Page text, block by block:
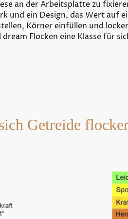
an der Arbeitsplatte zu
und ein Design, das Wert auf
Körner einfüllen und
dream Flocken eine Klasse für
Getreide